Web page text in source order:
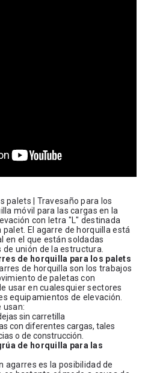
palets | Travesaño para los
móvil para las cargas en la
con letra "L" destinada
El agarre de horquilla está
en el que están soldadas
unión de la estructura.
de horquilla para los palets
de horquilla son los trabajos
de paletas con
usar en cualesquier sectores
equipamientos de elevación.
usan:
sin carretilla
con diferentes cargas, tales
o de construcción.
de horquilla para las
agarres es la posibilidad de